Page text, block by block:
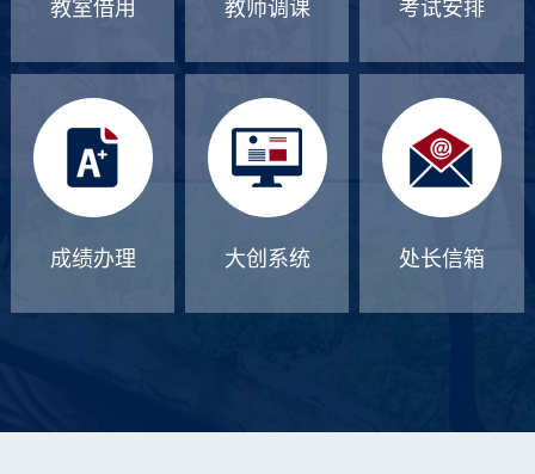
教室借用 教师调课 考试安排
成绩办理 大创系统 处长信箱